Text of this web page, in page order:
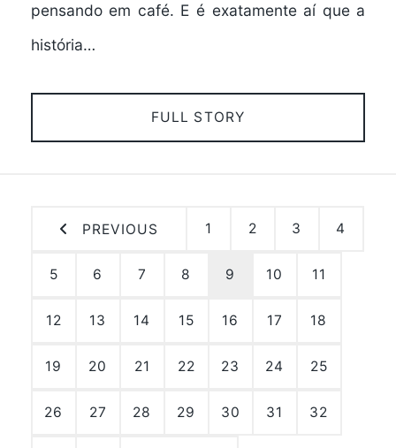
pensando em café. E é exatamente aí que a
história…
FULL STORY
PREVIOUS 1 2 3 4
5 6 7 8 9 10 11
12 13 14 15 16 17 18
19 20 21 22 23 24 25
26 27 28 29 30 31 32